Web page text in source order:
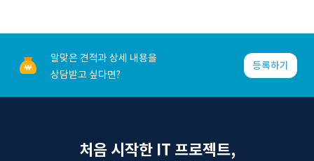
알맞은 견적과 상세 내용을
상담받고 싶다면?
등록하기
처음 시작한 IT 프로젝트,